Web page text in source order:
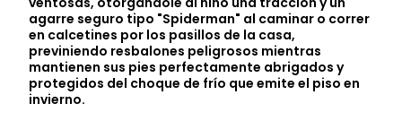
agarre seguro tipo "Spiderman" al caminar o correr
en calcetines por los pasillos de la casa,
previniendo resbalones peligrosos mientras
mantienen sus pies perfectamente abrigados y
protegidos del choque de frío que emite el piso en
invierno.